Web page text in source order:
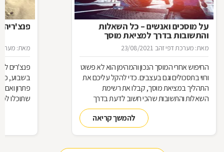
על מוסכים ואנשים – כל השאלות
והתשובות בדרך למציאת מוסך
מאת: מערכת דפי זהב 23/08/2021
החיפוש אחרי המוסך הנכון והמהימן הוא לא פשוט
ורווי בתסכולים וגם בעצבים. כדי להקל עליכם את
התהליך במציאת מוסך, קבלו את רשימת
השאלות והתשובות שהכי חשוב לדעת בדרך
להמשך קריאה
מאת:
פנצ'רים
בשבוע,
פתרון
שתוכלו